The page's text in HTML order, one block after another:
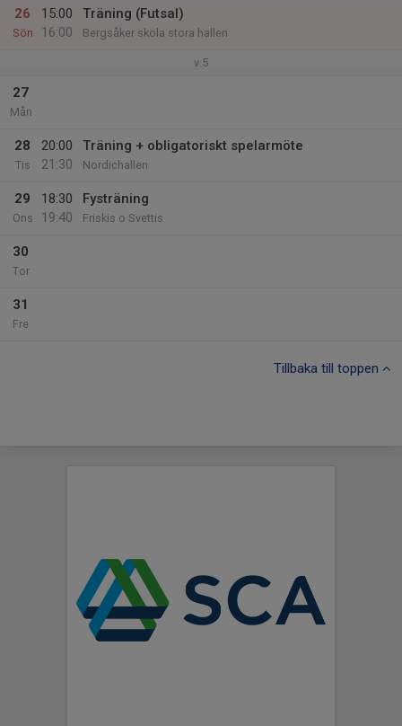
26
Sön
15:00
16:00
Träning (Futsal)
Bergsåker skola stora hallen
v.5
27
Mån
28
Tis
20:00
21:30
Träning + obligatoriskt spelarmöte
Nordichallen
29
Ons
18:30
19:40
Fysträning
Friskis o Svettis
30
Tor
31
Fre
Tillbaka till toppen